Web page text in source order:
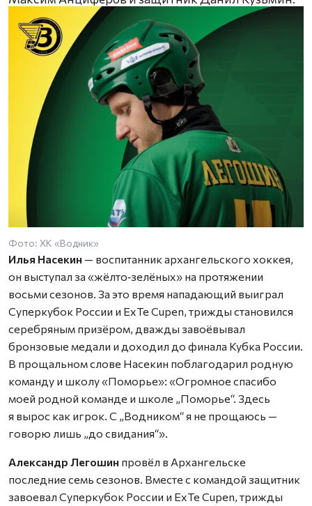
Фото: ХК «Водник»
Илья Насекин — воспитанник архангельского хоккея,
он выступал за «жёлто‑зелёных» на протяжении
восьми сезонов. За это время нападающий выиграл
Суперкубок России и ExTe Cupen, трижды становился
серебряным призёром, дважды завоёвывал
бронзовые медали и доходил до финала Кубка России.
В прощальном слове Насекин поблагодарил родную
команду и школу «Поморье»: «Огромное спасибо
моей родной команде и школе „Поморье“. Здесь
я вырос как игрок. С „Водником“ я не прощаюсь —
говорю лишь „до свидания“».
Александр Легошин провёл в Архангельске
последние семь сезонов. Вместе с командой защитник
завоевал Суперкубок России и ExTe Cupen, трижды